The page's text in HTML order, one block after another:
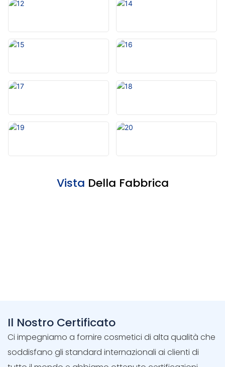
Vista Della Fabbrica
Il Nostro Certificato
Ci impegniamo a fornire cosmetici di alta qualità che
soddisfano gli standard internazionali ai clienti di